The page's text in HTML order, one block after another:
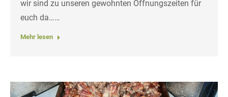
wir sind zu unseren gewohnten Öffnungszeiten für
euch da……
Mehr lesen